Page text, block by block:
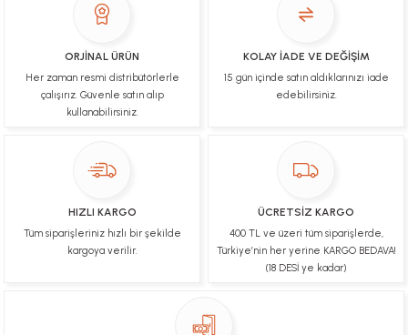
B... N... | 19/03/2025
Ulviye tosun | 08/02/2025
kargoları ile yakından ilgileniyorlar.
ORJİNAL ÜRÜN
Her zaman resmi distribütörlerle
çalışırız. Güvenle satın alıp
kullanabilirsiniz.
KOLAY İADE VE DEĞİŞİM
15 gün içinde satın aldıklarınızı iade
edebilirsiniz.
HIZLI KARGO
Tüm siparişleriniz hızlı bir şekilde
kargoya verilir.
ÜCRETSİZ KARGO
400 TL ve üzeri tüm siparişlerde,
Türkiye’nin her yerine KARGO BEDAVA!
(18 DESİ ye kadar)